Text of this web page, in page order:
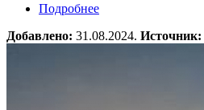
Подробнее
Добавлено: 31.08.2024. Источник: